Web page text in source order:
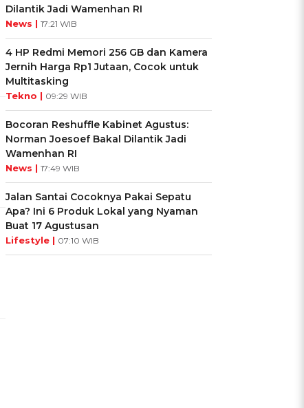
Dilantik Jadi Wamenhan RI
News | 17:21 WIB
4 HP Redmi Memori 256 GB dan Kamera
Jernih Harga Rp1 Jutaan, Cocok untuk
Multitasking
Tekno | 09:29 WIB
Bocoran Reshuffle Kabinet Agustus:
Norman Joesoef Bakal Dilantik Jadi
Wamenhan RI
News | 17:49 WIB
Jalan Santai Cocoknya Pakai Sepatu
Apa? Ini 6 Produk Lokal yang Nyaman
Buat 17 Agustusan
Lifestyle | 07:10 WIB